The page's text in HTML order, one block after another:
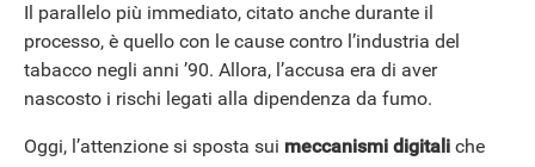
Il parallelo più immediato, citato anche durante il
processo, è quello con le cause contro l’industria del
tabacco negli anni ’90. Allora, l’accusa era di aver
nascosto i rischi legati alla dipendenza da fumo.
Oggi, l’attenzione si sposta sui meccanismi digitali che